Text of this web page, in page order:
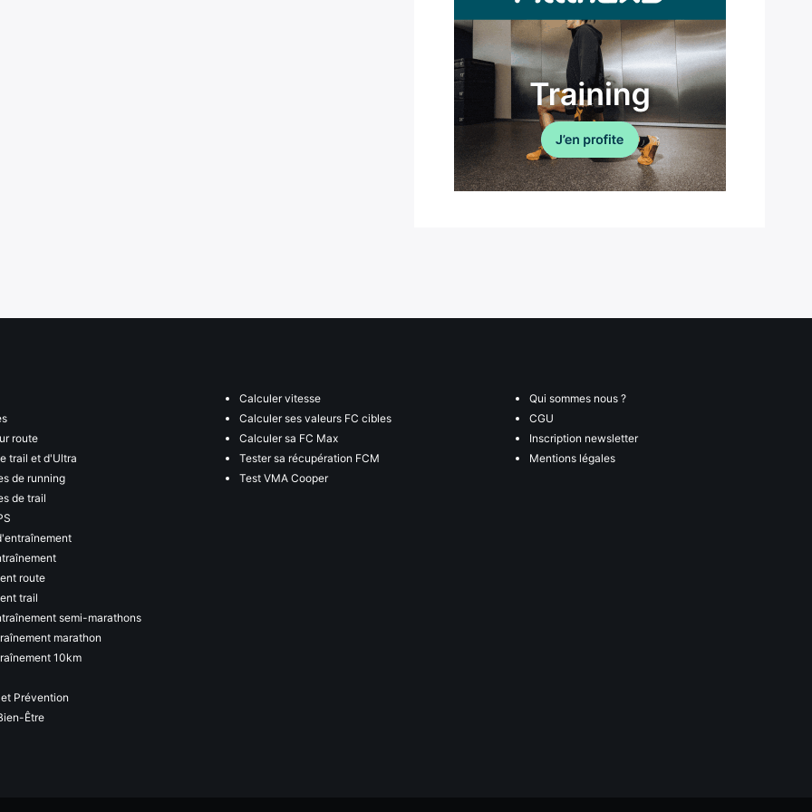
route
trail et d'Ultra
de running
de trail
route
trail
semi-marathons
marathon
10km
Prévention
Être
Calculer vitesse
Calculer ses valeurs FC cibles
Calculer sa FC Max
Tester sa récupération FCM
Test VMA Cooper
Qui sommes nous ?
CGU
Inscription newsletter
Mentions légales